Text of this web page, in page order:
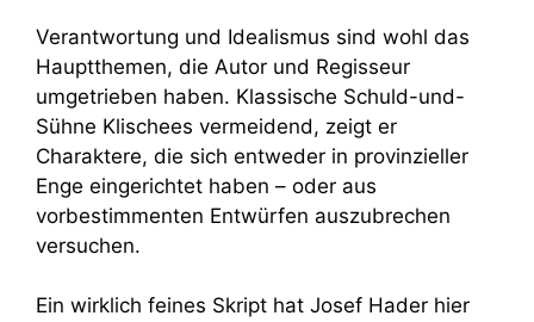
Verantwortung und Idealismus sind wohl das
Hauptthemen, die Autor und Regisseur
umgetrieben haben. Klassische Schuld-und-
Sühne Klischees vermeidend, zeigt er
Charaktere, die sich entweder in provinzieller
Enge eingerichtet haben – oder aus
vorbestimmenten Entwürfen auszubrechen
versuchen.
Ein wirklich feines Skript hat Josef Hader hier